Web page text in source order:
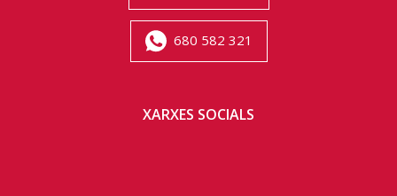
680 582 321
XARXES SOCIALS